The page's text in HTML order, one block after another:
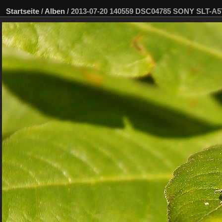
Startseite / Alben / 2013-07-20 140559 DSC04785 SONY SLT-